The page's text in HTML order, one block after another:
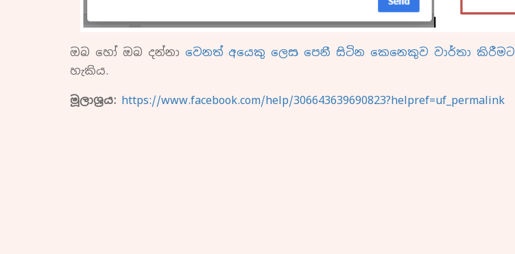
ඔබ හෝ ඔබ දන්නා වෙනත් අයෙකු ලෙස පෙනී සිටින කෙනෙකුව වාර්තා කිරීමට
හැකිය.
මූලාශ්‍රය: https://www.facebook.com/help/306643639690823?helpref=uf_permalink